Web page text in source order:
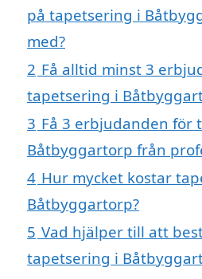
på tapetsering i
med?
2 Få alltid minst 3
tapetsering i
3 Få 3 erbjudanden för
Båtbyggartorp från
4 Hur mycket kostar
Båtbyggartorp?
5 Vad hjälper till att
tapetsering i